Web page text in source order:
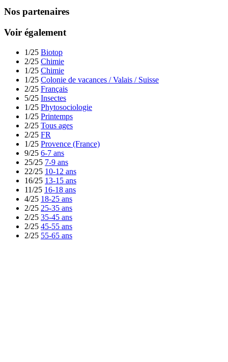
Nos partenaires
Voir également
1/25 Biotop
2/25 Chimie
1/25 Chimie
1/25 Colonie de vacances / Valais / Suisse
2/25 Français
5/25 Insectes
1/25 Phytosociologie
1/25 Printemps
2/25 Tous ages
2/25 FR
1/25 Provence (France)
9/25 6-7 ans
25/25 7-9 ans
22/25 10-12 ans
16/25 13-15 ans
11/25 16-18 ans
4/25 18-25 ans
2/25 25-35 ans
2/25 35-45 ans
2/25 45-55 ans
2/25 55-65 ans